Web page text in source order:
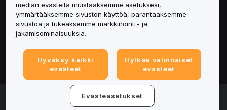
Tuki
Tuotteet
Lakiasiat
© 2025-2026 Bybit.eu. All rights reserved.
median evästeitä muistaaksemme asetuksesi,
ymmärtääksemme sivuston käyttöä, parantaaksemme
sivustoa ja tukeaksemme markkinointi- ja
jakamisominaisuuksia.
Hyväksy kaikki
evästeet
Hylkää valinnaiset
evästeet
Evästeasetukset